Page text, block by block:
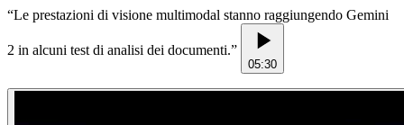
“Le prestazioni di visione multimodal stanno raggiungendo Gemini
2 in alcuni test di analisi dei documenti.”
05:30